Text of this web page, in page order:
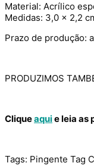
Material: Acrílico
Medidas: 3,0 x 2,2
Prazo de produção:
PRODUZIMOS
Cliqueaquie leia as
Tags: Pingente Tag